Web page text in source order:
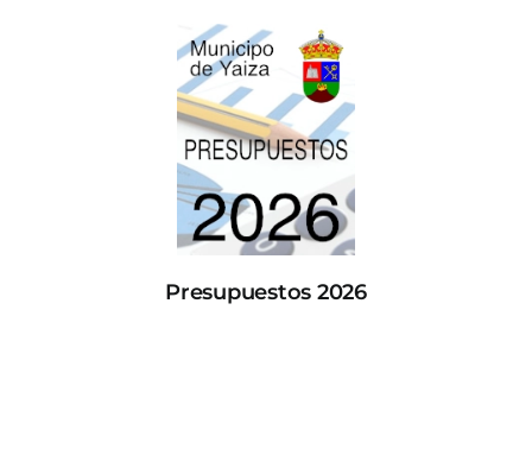
Presupuestos 2026